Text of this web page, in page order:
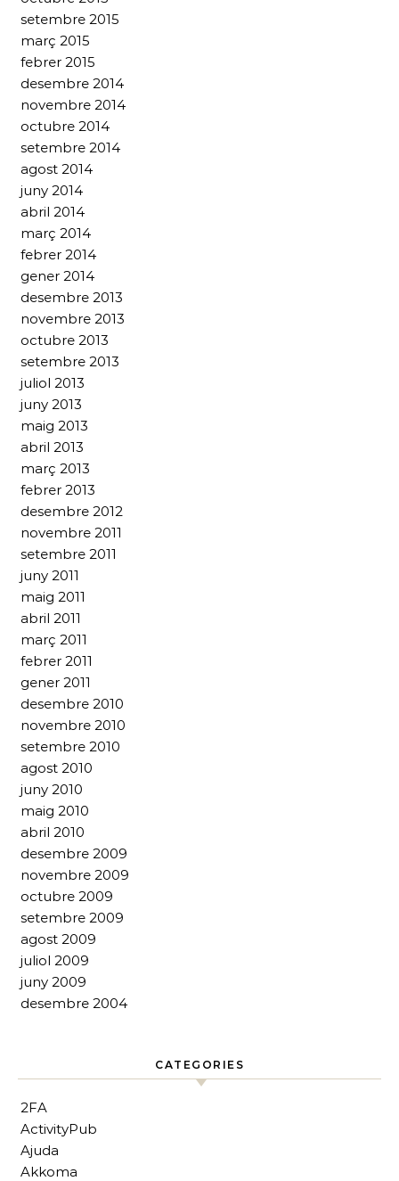
setembre 2015
març 2015
febrer 2015
desembre 2014
novembre 2014
octubre 2014
setembre 2014
agost 2014
juny 2014
abril 2014
març 2014
febrer 2014
gener 2014
desembre 2013
novembre 2013
octubre 2013
setembre 2013
juliol 2013
juny 2013
maig 2013
abril 2013
març 2013
febrer 2013
desembre 2012
novembre 2011
setembre 2011
juny 2011
maig 2011
abril 2011
març 2011
febrer 2011
gener 2011
desembre 2010
novembre 2010
setembre 2010
agost 2010
juny 2010
maig 2010
abril 2010
desembre 2009
novembre 2009
octubre 2009
setembre 2009
agost 2009
juliol 2009
juny 2009
desembre 2004
CATEGORIES
2FA
ActivityPub
Ajuda
Akkoma